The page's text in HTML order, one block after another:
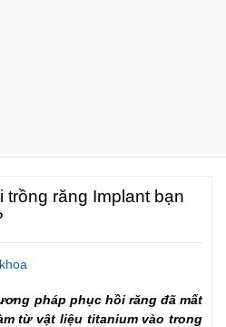
răng Implant bạn
pháp phục hồi răng đã mất
từ vật liệu titanium vào trong